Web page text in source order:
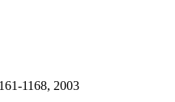
1168, 2003